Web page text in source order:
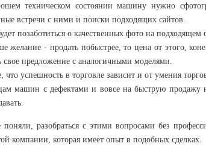
техническом состоянии машину нужно
встречи с ними и поиски подходящих сайтов.
позаботиться о качественных фото на
желание - продать побыстрее, то цена от этого,
свое предложение с аналогичными моделями.
что успешность в торговле зависит и от умения
машин с дефектами и вовсе на быструю продажу
разобраться с этими вопросами без
компании, которая имеет опыт в подобных сделках.